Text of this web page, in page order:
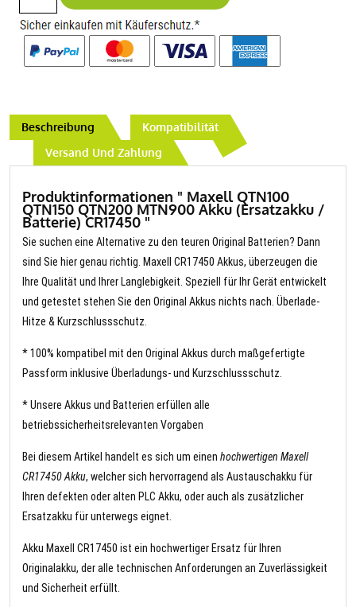
Beschreibung
Kompatibilität
Versand Und Zahlung
Produktinformationen " Maxell QTN100
QTN150 QTN200 MTN900 Akku (Ersatzakku /
Batterie) CR17450 "
Sie suchen eine Alternative zu den teuren Original Batterien? Dann
sind Sie hier genau richtig. Maxell CR17450 Akkus, überzeugen die
Ihre Qualität und Ihrer Langlebigkeit. Speziell für Ihr Gerät entwickelt
und getestet stehen Sie den Original Akkus nichts nach. Überlade-
Hitze & Kurzschlussschutz.
* 100% kompatibel mit den Original Akkus durch maßgefertigte
Passform inklusive Überladungs- und Kurzschlussschutz.
* Unsere Akkus und Batterien erfüllen alle
betriebssicherheitsrelevanten Vorgaben
Bei diesem Artikel handelt es sich um einen hochwertigen Maxell
CR17450 Akku, welcher sich hervorragend als Austauschakku für
Ihren defekten oder alten PLC Akku, oder auch als zusätzlicher
Ersatzakku für unterwegs eignet.
Akku Maxell CR17450 ist ein hochwertiger Ersatz für Ihren
Originalakku, der alle technischen Anforderungen an Zuverlässigkeit
und Sicherheit erfüllt.